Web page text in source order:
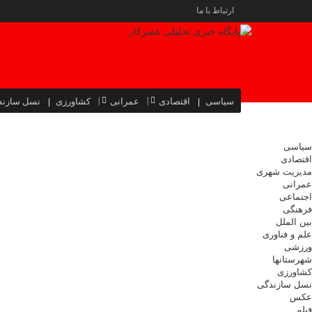
ارتباط با ما
سیاسی اقتصادی عمرانی کشاورزی نسل
سیاسی
اقتصادی
مدیریت شهری
عمرانی
اجتماعی
فرهنگی
بین الملل
علم و فناوری
ورزشی
شهرستانها
کشاورزی
نسل سازندگی
عکس
فیلم